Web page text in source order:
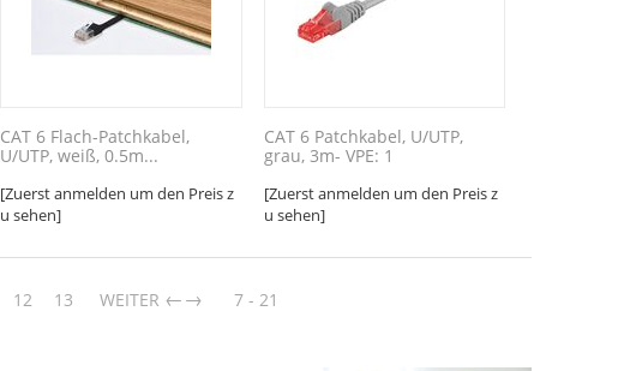
CAT 6 Flach-Patchkabel,
U/UTP, weiß, 0.5m...
[Zuerst anmelden um den Preis z
u sehen]
CAT 6 Patchkabel, U/UTP,
grau, 3m- VPE: 1
[Zuerst anmelden um den Preis z
u sehen]
12 13 WEITER → 7 - 21